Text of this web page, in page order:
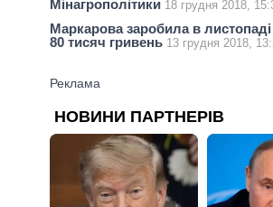
Мінагрополітики 18 грудня 2018,
Маркарова заробила в
80 тисяч гривень 13 грудня 2018,